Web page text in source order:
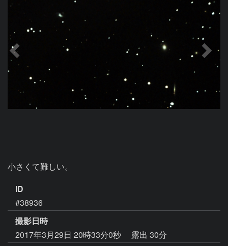
小さくて難しい。
ID
#38936
撮影日時
2017年3月29日 20時33分0秒
露出 30分